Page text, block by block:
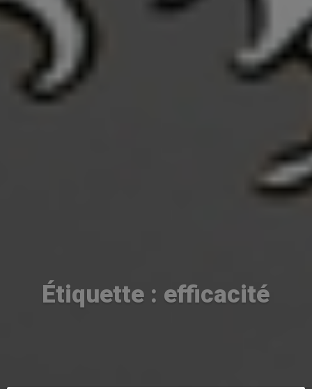
Étiquette : efficacité